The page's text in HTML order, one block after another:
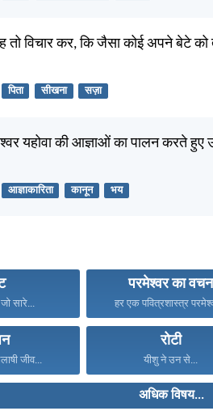
विचार कर, कि जैसा कोई अपने बेटे को
पिता सीखना सज़ा
यहोवा की आज्ञाओं का पालन करते हुए
आज्ञाकारिता कानून भय
सारे...
परमेश्वर का वचन
हर एक पवित्रशास्त्र
जीव...
रोटी
यीशु ने उन से...
अधिक विषय...